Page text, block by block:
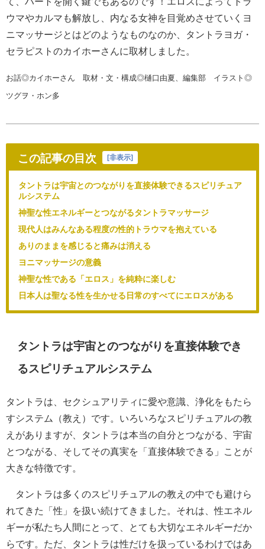
ウマやカルマも解放し、内なる女神を目覚めさせていくヨ
ニマッサージとはどのようなものなのか、タントラヨガ・
セラピストのカイホーさんに取材しました。
お話◎カイホーさん 取材・文・構成◎樋口由夏、編集部 イラスト◎
ツグヲ・ホン多
この記事の目次 非表示
タントラは宇宙とのつながりを直接体験できるスピリチュア
ルシステム
神聖な性エネルギーとつながるタントラマッサージ
現代人はみんなある程度の性的トラウマを抱えている
ありのままを感じると痛みは消える
ヨニマッサージの意義
神聖な性である「エロス」を純粋に楽しむ
日本人は聖なる性を生かせる日常のすべてにエロスがある
タントラは宇宙とのつながりを直接体験でき
るスピリチュアルシステム
タントラは、セクシュアリティに愛や意識、浄化をもたら
すシステム（教え）です。いろいろなスピリチュアルの教
えがありますが、タントラは本当の自分とつながる、宇宙
とつながる、そしてその真実を「直接体験できる」ことが
大きな特徴です。
タントラは多くのスピリチュアルの教えの中でも避けら
れてきた「性」を扱い続けてきました。それは、性エネル
ギーが私たち人間にとって、とても大切なエネルギーだか
らです。ただ、タントラは性だけを扱っているわけではあ